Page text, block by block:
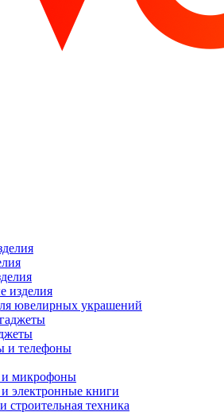
изделия
ювелирных украшений
и телефоны
микрофоны
электронные книги